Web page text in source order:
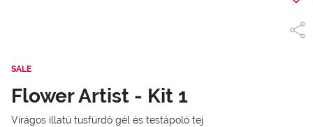
SALE
Flower Artist - Kit 1
Virágos illatú tusfürdő gél és testápoló tej